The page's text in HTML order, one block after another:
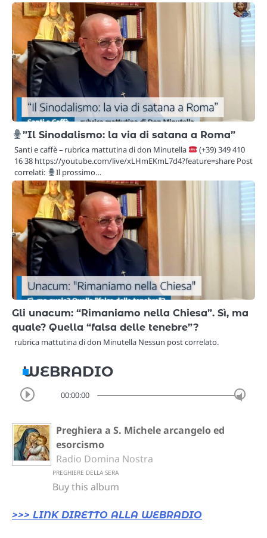
”Il Sinodalismo: la via di satana a Roma”
Santi e caffè – rubrica mattutina di don Minutella
(+39) 349 410
16 38 https://youtube.com/live/xLHmEKmL7d4?feature=share Post
correlati:
Il prossimo…
Gli unacum: “Rimaniamo nella Chiesa”. Sì, ma
quale? Quella “falsa delle tenebre”?
rubrica mattutina di don Minutella Nessun post correlato.
WEBRADIO
00:00:00
Preghiera a S. Michele arcangelo ed
esorcismo
Radio Domina Nostra
PREGHIERE DELLA SERA
Buy this album
>>> LINK DIRETTO ALLA WEBRADIO